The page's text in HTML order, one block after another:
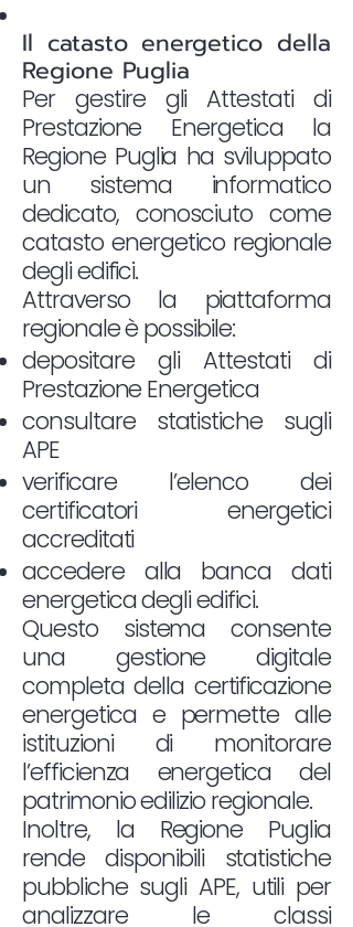
Il catasto energetico della
Regione Puglia
Per gestire gli Attestati di
Prestazione Energetica la
Regione Puglia ha sviluppato
un sistema informatico
dedicato, conosciuto come
catasto energetico regionale
degli edifici.
Attraverso la piattaforma
regionale è possibile:
depositare gli Attestati di
Prestazione Energetica
consultare statistiche sugli
APE
verificare l’elenco dei
certificatori energetici
accreditati
accedere alla banca dati
energetica degli edifici.
Questo sistema consente
una gestione digitale
completa della certificazione
energetica e permette alle
istituzioni di monitorare
l’efficienza energetica del
patrimonio edilizio regionale.
Inoltre, la Regione Puglia
rende disponibili statistiche
pubbliche sugli APE, utili per
analizzare le classi